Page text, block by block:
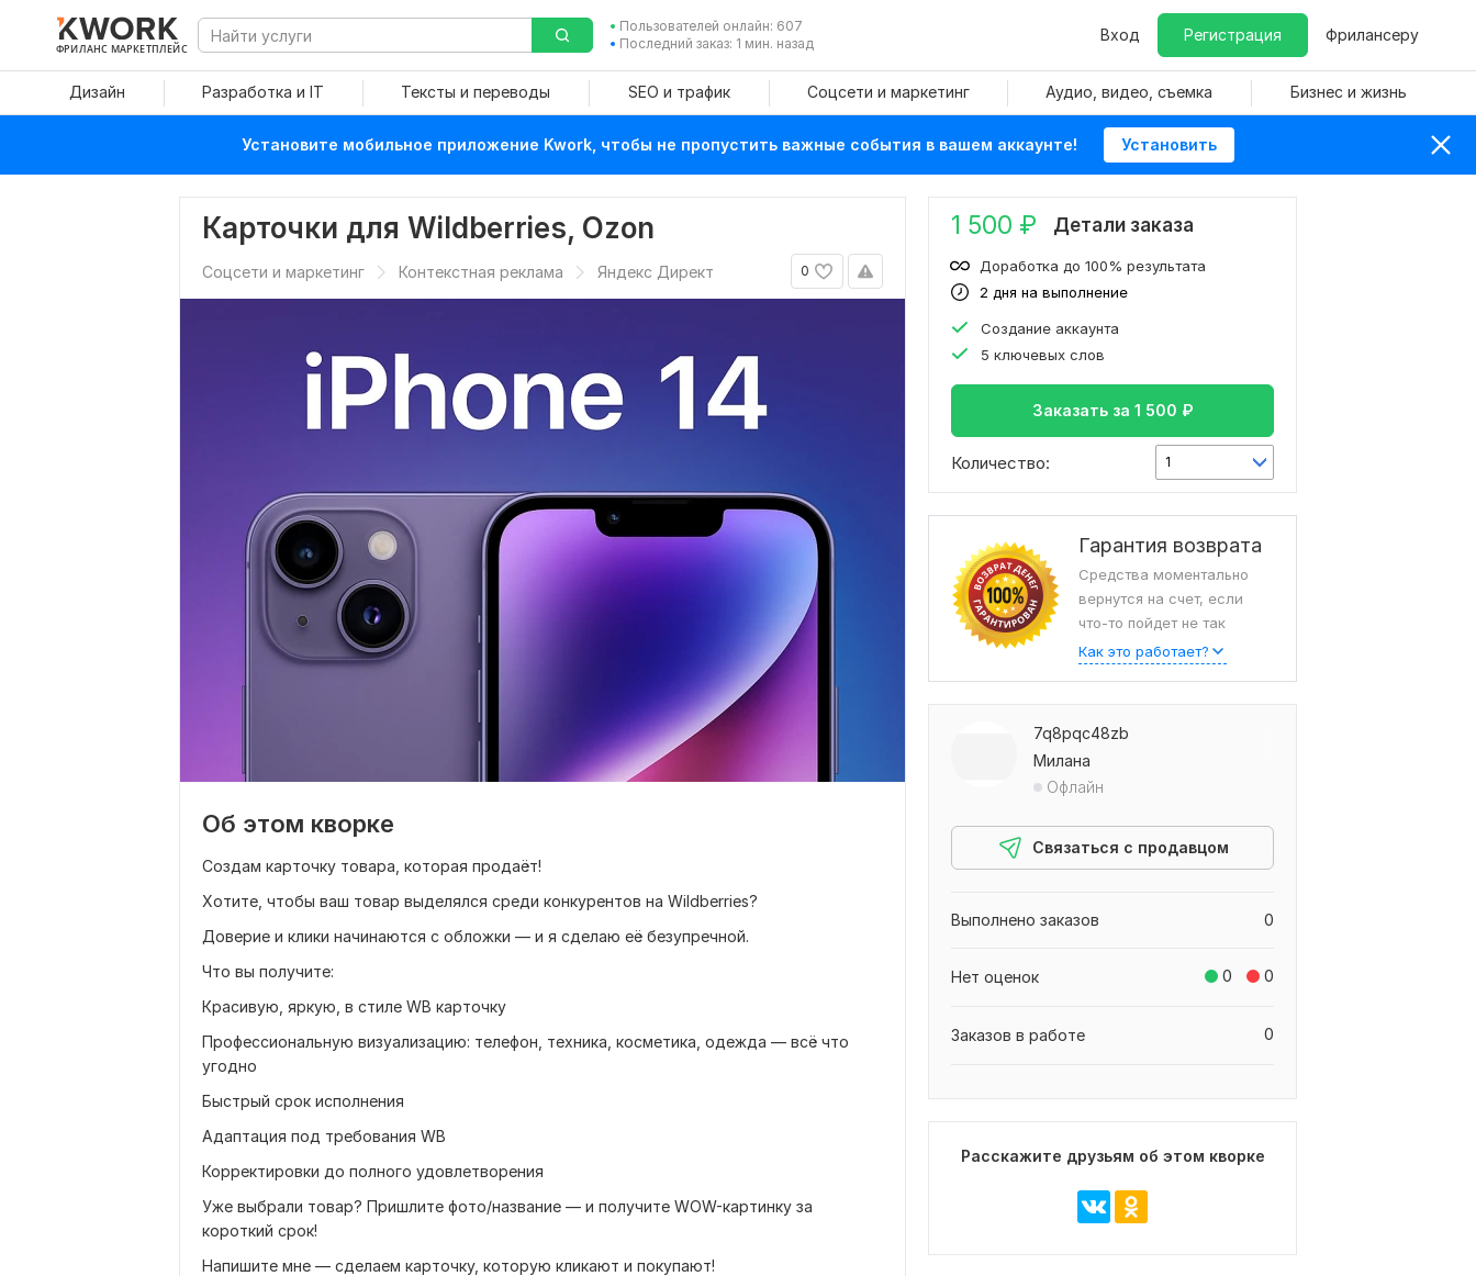
ФРИЛАНС МАРКЕТПЛЕЙС
Пользователей онлайн: 607
Последний заказ: 1 мин. назад
Вход Регистрация Фрилансеру
Дизайн Разработка и IT Тексты и переводы SEO и трафик Соцсети и маркетинг Аудио, видео, съемка Бизнес и жизнь
Установите мобильное приложение Kwork, чтобы не пропустить важные события в вашем аккаунте! Установить
Карточки для Wildberries, Ozon
0
Соцсети и маркетинг Контекстная реклама Яндекс Директ
Об этом кворке
Создам карточку товара, которая продаёт!
Хотите, чтобы ваш товар выделялся среди конкурентов на Wildberries?
Доверие и клики начинаются с обложки — и я сделаю её безупречной.
Что вы получите:
Красивую, яркую, в стиле WB карточку
Профессиональную визуализацию: телефон, техника, косметика, одежда — всё что
угодно
Быстрый срок исполнения
Адаптация под требования WB
Корректировки до полного удовлетворения
Уже выбрали товар? Пришлите фото/название — и получите WOW-картинку за
короткий срок!
Напишите мне — сделаем карточку, которую кликают и покупают!
1 500 ₽ Детали заказа
2 дня на выполнение
Доработка до 100% результата
Создание аккаунта
5 ключевых слов
Заказать за 1 500 ₽
Количество: 1
Гарантия возврата
Средства моментально
вернутся на счет, если
что-то пойдет не так
Как это работает?
7q8pqc48zb
Милана
Офлайн
Связаться с продавцом
0
Выполнено заказов
0 0
Нет оценок
0
Заказов в работе
Расскажите друзьям об этом кворке